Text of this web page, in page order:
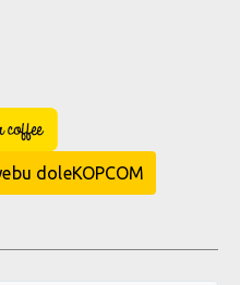
a Coffee
doleKOPCOM